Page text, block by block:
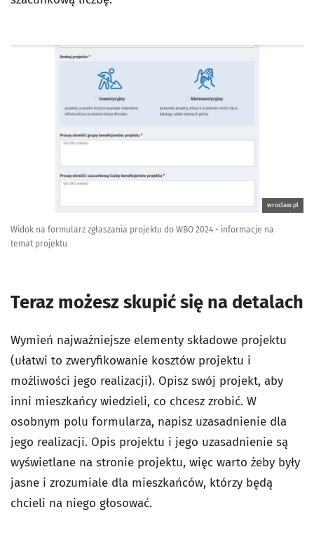
wroclaw.pl
Widok na formularz zgłaszania projektu do WBO 2024 - informacje na
temat projektu
Teraz możesz skupić się na detalach
Wymień najważniejsze elementy składowe projektu
(ułatwi to zweryfikowanie kosztów projektu i
możliwości jego realizacji). Opisz swój projekt, aby
inni mieszkańcy wiedzieli, co chcesz zrobić. W
osobnym polu formularza, napisz uzasadnienie dla
jego realizacji. Opis projektu i jego uzasadnienie są
wyświetlane na stronie projektu, więc warto żeby były
jasne i zrozumiale dla mieszkańców, którzy będą
chcieli na niego głosować.